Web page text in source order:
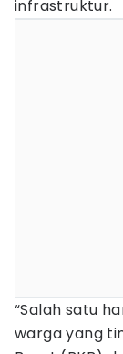
infrastruktur.
“Salah satu
warga yang